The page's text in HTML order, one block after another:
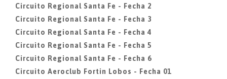
Circuito Regional Santa Fe - Fecha 2
Circuito Regional Santa Fe - Fecha 3
Circuito Regional Santa Fe - Fecha 4
Circuito Regional Santa Fe - Fecha 5
Circuito Regional Santa Fe - Fecha 6
Circuito Aeroclub Fortin Lobos - Fecha 01